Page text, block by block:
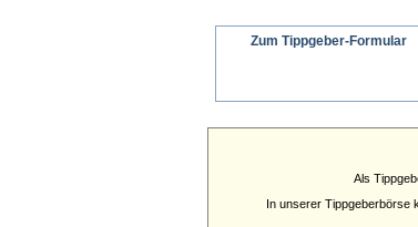
Zum Tippgeber-Formular
Als
In unserer Tippgeberbörse